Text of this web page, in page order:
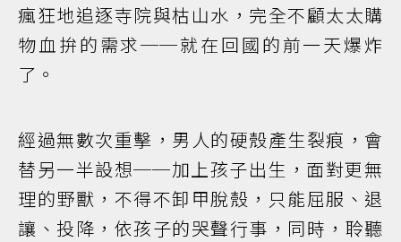
瘋狂地追逐寺院與枯山水，完全不顧太太購
物血拚的需求──就在回國的前一天爆炸
了。
經過無數次重擊，男人的硬殼產生裂痕，會
替另一半設想──加上孩子出生，面對更無
理的野獸，不得不卸甲脫殼，只能屈服、退
讓、投降，依孩子的哭聲行事，同時，聆聽